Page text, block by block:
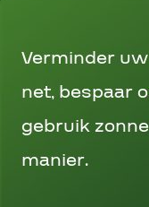
Verminder
net, bespaar
gebruik
manier.